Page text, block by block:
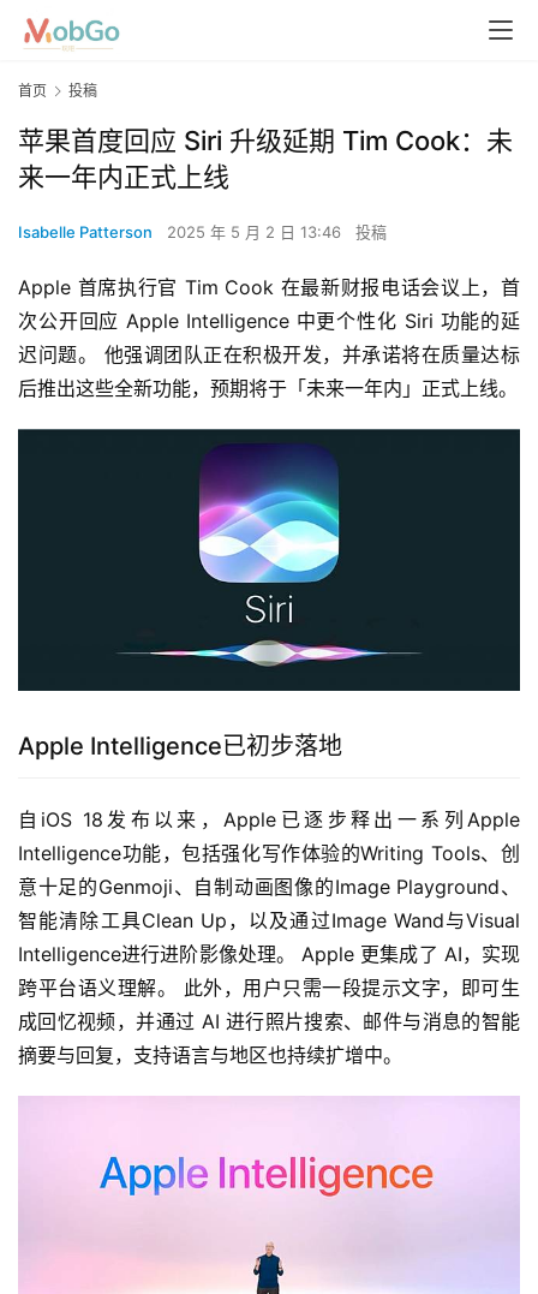
首页 投稿
苹果首度回应 Siri 升级延期 Tim Cook：未
来一年内正式上线
Isabelle Patterson 2025 年 5 月 2 日 13:46 投稿
Apple 首席执行官 Tim Cook 在最新财报电话会议上，首
次公开回应 Apple Intelligence 中更个性化 Siri 功能的延
迟问题。 他强调团队正在积极开发，并承诺将在质量达标
后推出这些全新功能，预期将于「未来一年内」正式上线。
Apple Intelligence已初步落地
自iOS 18发布以来，Apple已逐步释出一系列Apple
Intelligence功能，包括强化写作体验的Writing Tools、创
意十足的Genmoji、自制动画图像的Image Playground、
智能清除工具Clean Up，以及通过Image Wand与Visual
Intelligence进行进阶影像处理。 Apple 更集成了 AI，实现
跨平台语义理解。 此外，用户只需一段提示文字，即可生
成回忆视频，并通过 AI 进行照片搜索、邮件与消息的智能
摘要与回复，支持语言与地区也持续扩增中。